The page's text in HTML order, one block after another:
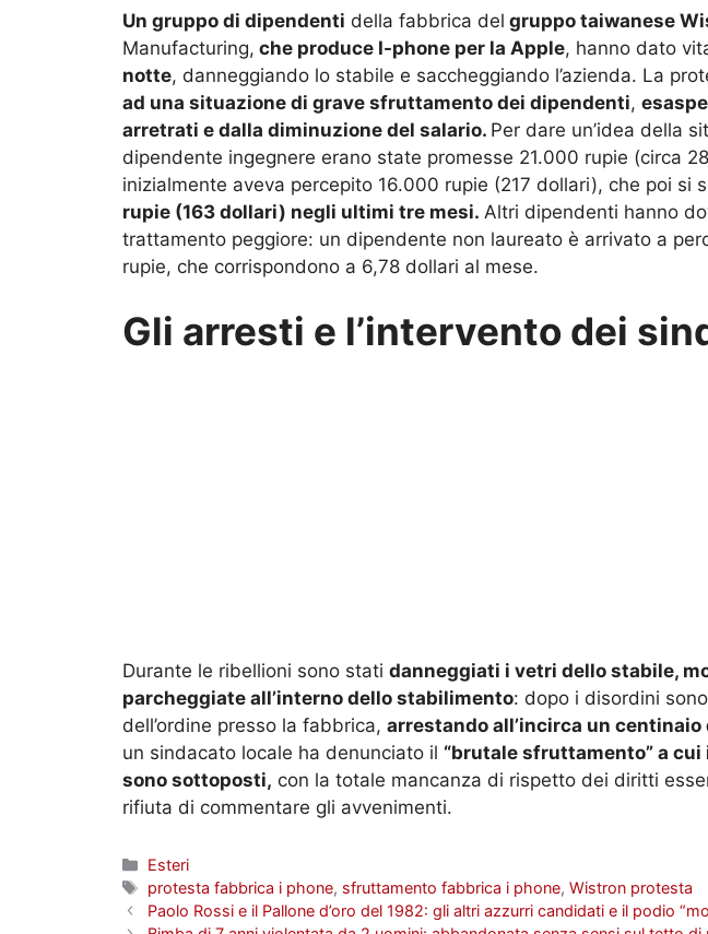
Un gruppo di dipendenti della fabbrica del gruppo taiwanese
Manufacturing, che produce I-phone per la Apple, hanno dato
notte, danneggiando lo stabile e saccheggiando l’azienda. La
ad una situazione di grave sfruttamento dei dipendenti,
arretrati e dalla diminuzione del salario. Per dare un’idea della
dipendente ingegnere erano state promesse 21.000 rupie (circa
inizialmente aveva percepito 16.000 rupie (217 dollari), che poi si
rupie (163 dollari) negli ultimi tre mesi. Altri dipendenti hanno
trattamento peggiore: un dipendente non laureato è arrivato a
rupie, che corrispondono a 6,78 dollari al mese.
Gli arresti e l’intervento dei
Durante le ribellioni sono stati danneggiati i vetri dello stabile,
parcheggiate all’interno dello stabilimento: dopo i disordini
dell’ordine presso la fabbrica, arrestando all’incirca un centinaio
un sindacato locale ha denunciato il “brutale sfruttamento” a
sono sottoposti, con la totale mancanza di rispetto dei diritti
rifiuta di commentare gli avvenimenti.
Categorie
Esteri
Tag
protesta fabbrica i phone, sfruttamento fabbrica i phone,Wistron protesta
Paolo Rossi e il Pallone d’oro del 1982: gli altri azzurri candidati e il podio